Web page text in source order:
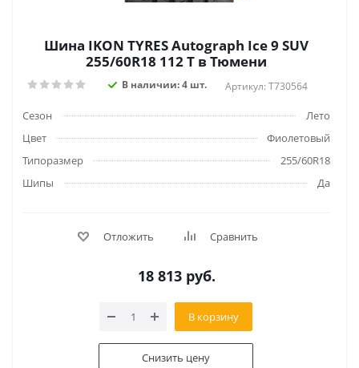
Шина IKON TYRES Autograph Ice 9 SUV
255/60R18 112 T в Тюмени
В наличии: 4 шт. Артикул: T730564
Сезон
Лето
Цвет
Фиолетовый
Типоразмер
255/60R18
Шипы
Да
Отложить Сравнить
18 813 руб.
В корзину
Снизить цену